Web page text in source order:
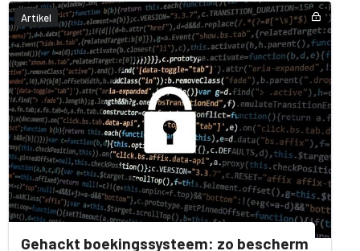
Artikel
Gehackt boekingssysteem: zo bescherm